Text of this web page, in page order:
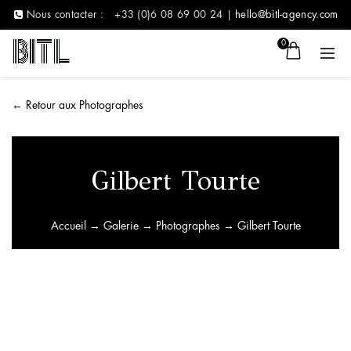
Nous contacter : +33 (0)6 08 69 00 24 | hello@bitl-agency.com
0
← Retour aux Photographes
Gilbert Tourte
Accueil → Galerie→ Photographes → Gilbert Tourte